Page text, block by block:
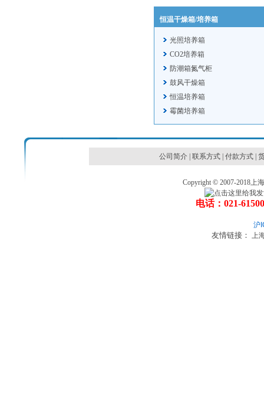
恒温干燥箱/培养箱
光照培养箱
CO2培养箱
防潮箱氮气柜
鼓风干燥箱
恒温培养箱
霉菌培养箱
公司简介 联系方式 付款方式
Copyright © 2007-2018上
电话：021-
沪
友情链接： 上